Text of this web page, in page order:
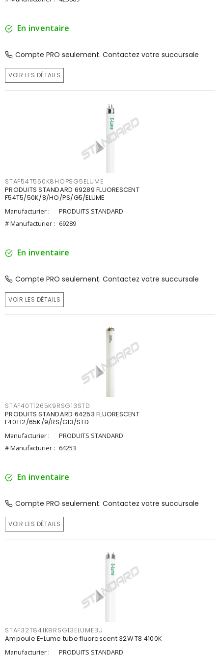
En inventaire
Compte PRO seulement. Contactez votre succursale
VOIR LES DÉTAILS
STAF54T550K8HOPSG5ELUME
PRODUITS STANDARD 69289 FLUORESCENT
F54T5/50K/8/HO/PS/G5/ELUME
Manufacturier :
PRODUITS STANDARD
# Manufacturier : 69289
En inventaire
Compte PRO seulement. Contactez votre succursale
VOIR LES DÉTAILS
STAF40T1265K9RSG13STD
PRODUITS STANDARD 64253 FLUORESCENT
F40T12/65K/9/RS/G13/STD
Manufacturier :
PRODUITS STANDARD
# Manufacturier : 64253
En inventaire
Compte PRO seulement. Contactez votre succursale
VOIR LES DÉTAILS
STAF32T841K8RSG13ELUMEBU
Ampoule E-Lume tube fluorescent 32W T8 4100K
Manufacturier :
PRODUITS STANDARD